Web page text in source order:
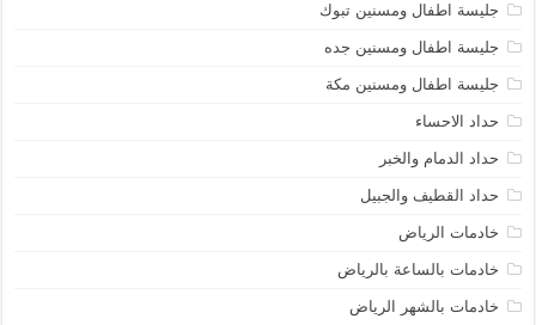
جليسة اطفال ومسنين تبوك
جليسة اطفال ومسنين جده
جليسة اطفال ومسنين مكة
حداد الاحساء
حداد الدمام والخبر
حداد القطيف والجبيل
خادمات الرياض
خادمات بالساعة بالرياض
خادمات بالشهر الرياض